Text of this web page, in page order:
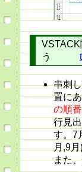
VSTACK
う
串刺
置に
の順
行見
す。7
月,9
また